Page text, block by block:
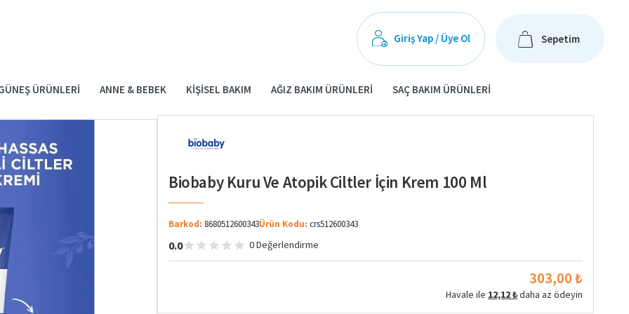
Giriş Yap / Üye Ol Sepetim
ÜRÜNLERI ANNE & BEBEK KIŞISEL BAKIM AĞIZ BAKIM ÜRÜNLERI SAÇ BAKIM ÜRÜNLERI
Biobaby Kuru Ve Atopik Ciltler İçin Krem 100 Ml
Barkod: 8680512600343Ürün Kodu: crs512600343
0.0 0 Değerlendirme
303,00 ₺
Havale ile 12,12 ₺daha az ödeyin